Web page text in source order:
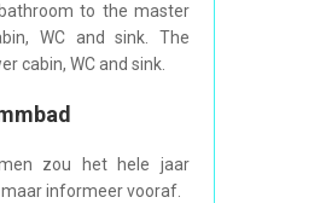
to the master
WC and sink. The
cabin, WC and sink.
zou het hele jaar
informeer vooraf.